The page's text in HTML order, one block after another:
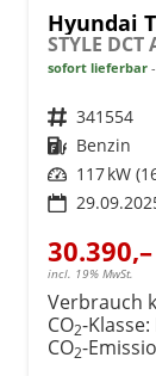
Hyundai
STYLE DCT
sofort lieferbar
Fahrzeugnr. 341554
Kraftstoff Benzin
Leistung 117 kW
incl. 19% MwSt.
Verbrauch
CO2-Klasse:
CO2-